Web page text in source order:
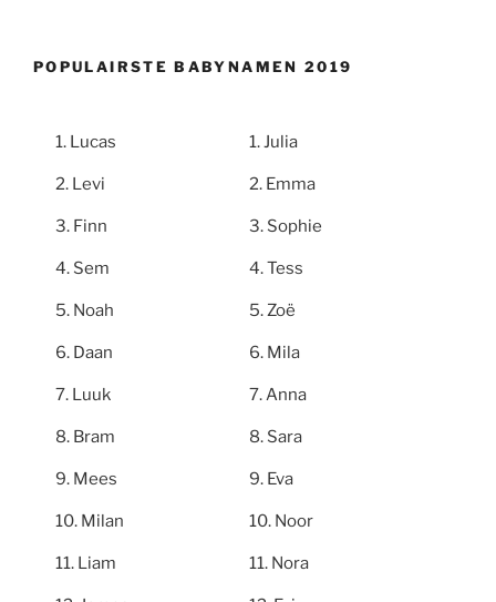
POPULAIRSTE BABYNAMEN 2019
Lucas
Levi
Finn
Sem
Noah
Daan
Luuk
Bram
Mees
Milan
Liam
Julia
Emma
Sophie
Tess
Zoë
Mila
Anna
Sara
Eva
Noor
Nora